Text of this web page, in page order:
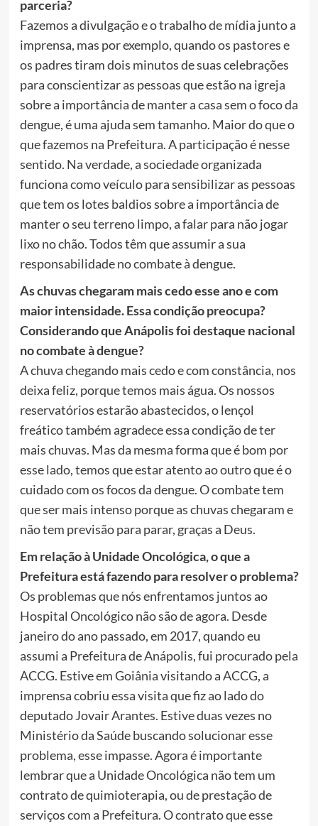
parceria?
Fazemos a divulgação e o trabalho de mídia junto a
imprensa, mas por exemplo, quando os pastores e
os padres tiram dois minutos de suas celebrações
para conscientizar as pessoas que estão na igreja
sobre a importância de manter a casa sem o foco da
dengue, é uma ajuda sem tamanho. Maior do que o
que fazemos na Prefeitura. A participação é nesse
sentido. Na verdade, a sociedade organizada
funciona como veículo para sensibilizar as pessoas
que tem os lotes baldios sobre a importância de
manter o seu terreno limpo, a falar para não jogar
lixo no chão. Todos têm que assumir a sua
responsabilidade no combate à dengue.
As chuvas chegaram mais cedo esse ano e com
maior intensidade. Essa condição preocupa?
Considerando que Anápolis foi destaque nacional
no combate à dengue?
A chuva chegando mais cedo e com constância, nos
deixa feliz, porque temos mais água. Os nossos
reservatórios estarão abastecidos, o lençol
freático também agradece essa condição de ter
mais chuvas. Mas da mesma forma que é bom por
esse lado, temos que estar atento ao outro que é o
cuidado com os focos da dengue. O combate tem
que ser mais intenso porque as chuvas chegaram e
não tem previsão para parar, graças a Deus.
Em relação à Unidade Oncológica, o que a
Prefeitura está fazendo para resolver o problema?
Os problemas que nós enfrentamos juntos ao
Hospital Oncológico não são de agora. Desde
janeiro do ano passado, em 2017, quando eu
assumi a Prefeitura de Anápolis, fui procurado pela
ACCG. Estive em Goiânia visitando a ACCG, a
imprensa cobriu essa visita que fiz ao lado do
deputado Jovair Arantes. Estive duas vezes no
Ministério da Saúde buscando solucionar esse
problema, esse impasse. Agora é importante
lembrar que a Unidade Oncológica não tem um
contrato de quimioterapia, ou de prestação de
serviços com a Prefeitura. O contrato que esse